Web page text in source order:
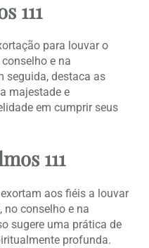
111
para louvar o
e na
seguida, destaca as
majestade e
em cumprir seus
111
aos fiéis a louvar
no conselho e na
sugere uma prática de
profunda.